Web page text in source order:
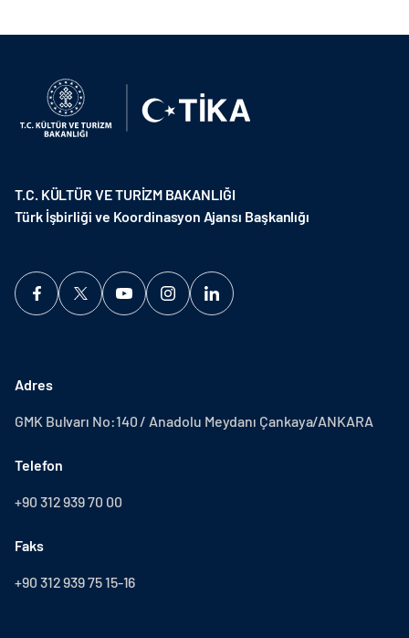
T.C. KÜLTÜR VE TURİZM BAKANLIĞI
Türk İşbirliği ve Koordinasyon Ajansı Başkanlığı
Adres
GMK Bulvarı No:140 / Anadolu Meydanı Çankaya/ANKARA
Telefon
+90 312 939 70 00
Faks
+90 312 939 75 15-16